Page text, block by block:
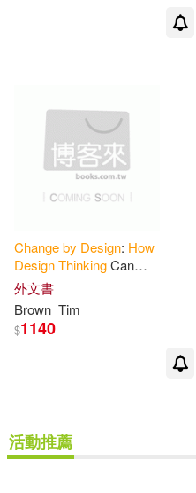
適合手機平板閱讀(1)
現在可購買商品(3)
價格
Changeby Design: How
DesignThinkingCan
Transform
Inspire
外文書
Brown Tim
$1140
活動推薦